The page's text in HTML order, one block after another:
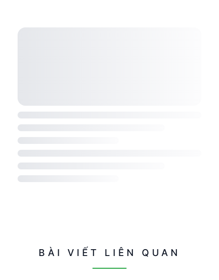
BÀI VIẾT LIÊN QUAN